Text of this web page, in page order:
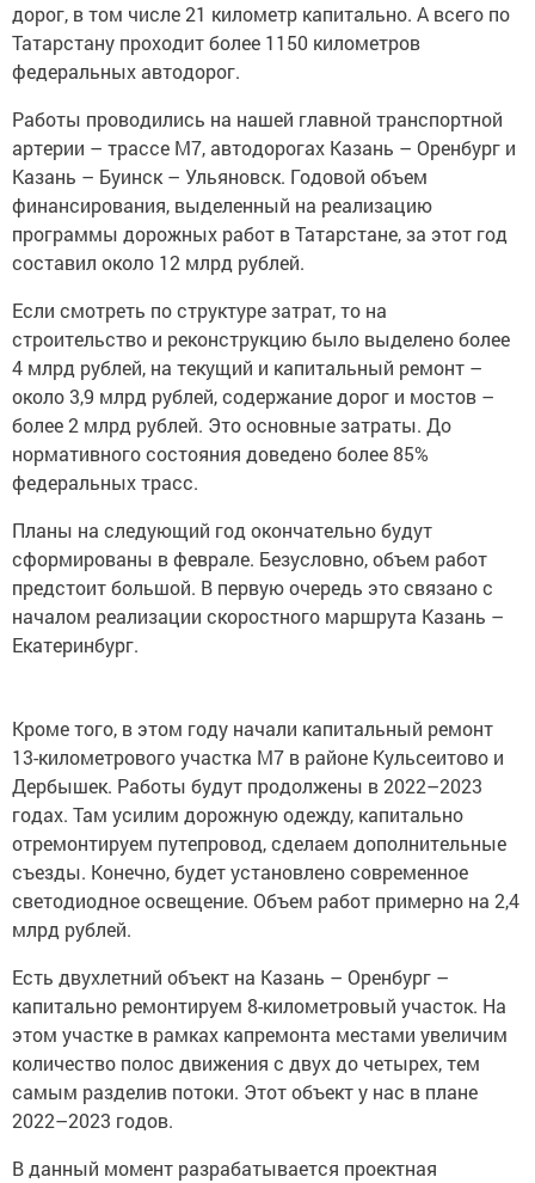
дорог, в том числе 21 километр капитально. А всего по
Татарстану проходит более 1150 километров
федеральных автодорог.
Работы проводились на нашей главной транспортной
артерии – трассе М7, автодорогах Казань – Оренбург и
Казань – Буинск – Ульяновск. Годовой объем
финансирования, выделенный на реализацию
программы дорожных работ в Татарстане, за этот год
составил около 12 млрд рублей.
Если смотреть по структуре затрат, то на
строительство и реконструкцию было выделено более
4 млрд рублей, на текущий и капитальный ремонт –
около 3,9 млрд рублей, содержание дорог и мостов –
более 2 млрд рублей. Это основные затраты. До
нормативного состояния доведено более 85%
федеральных трасс.
Планы на следующий год окончательно будут
сформированы в феврале. Безусловно, объем работ
предстоит большой. В первую очередь это связано с
началом реализации скоростного маршрута Казань –
Екатеринбург.
Кроме того, в этом году начали капитальный ремонт
13-километрового участка М7 в районе Кульсеитово и
Дербышек. Работы будут продолжены в 2022–2023
годах. Там усилим дорожную одежду, капитально
отремонтируем путепровод, сделаем дополнительные
съезды. Конечно, будет установлено современное
светодиодное освещение. Объем работ примерно на 2,4
млрд рублей.
Есть двухлетний объект на Казань – Оренбург –
капитально ремонтируем 8-километровый участок. На
этом участке в рамках капремонта местами увеличим
количество полос движения с двух до четырех, тем
самым разделив потоки. Этот объект у нас в плане
2022–2023 годов.
В данный момент разрабатывается проектная